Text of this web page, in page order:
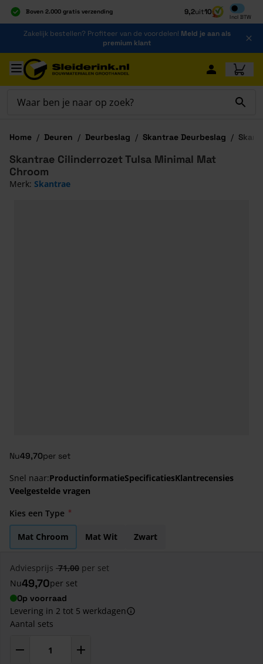
Boven 2.000 gratis verzending
Al 40 jaar dé specialist
Alles onder één dak
9,2uit10
Incl BTW
Inclusief
Ga naar de inhoud
Zakelijk bestellen? Profiteer van de voordelen! Meld je aan als
premium klant
Ga naar hoofdinhoud
Home / Deuren / Deurbeslag / Skantrae Deurbeslag /
Nu49,70per set
Skantrae Cilinderrozet Tulsa Minimal Mat
Chroom
Merk: Skantrae
Snel naar:ProductinformatieSpecificatiesKlantrecensies
Veelgestelde vragen
Kies een Type
Mat Chroom Mat Wit Zwart
Adviesprijs 71,00 per set
Nu49,70per set
Op voorraad
Levering in 2 tot 5 werkdagen
Aantal sets